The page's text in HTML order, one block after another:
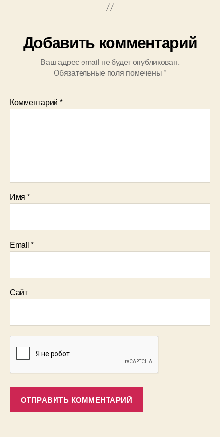
Добавить комментарий
Ваш адрес email не будет опубликован.
Обязательные поля помечены *
Комментарий *
Имя *
Email*
Сайт